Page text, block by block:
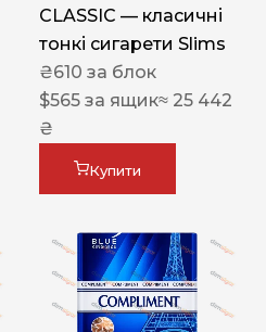
CLASSIC — класичні
тонкі сигарети Slims
₴610 за блок
$565 за ящик≈ 25 442
₴
Купити